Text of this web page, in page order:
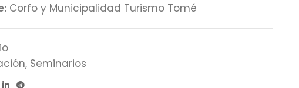
Corfo y Municipalidad Turismo Tomé
, Seminarios